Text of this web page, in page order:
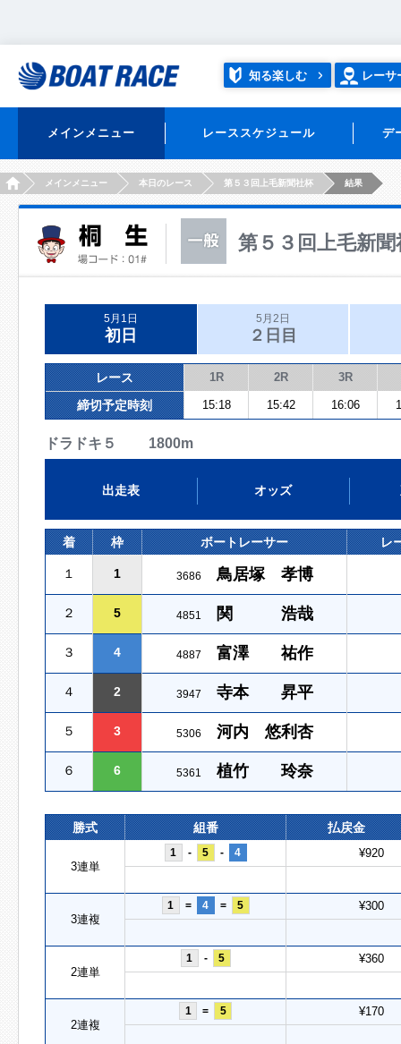
知る楽しむ レーサ
メインメニュー レーススケジュール デ
HOMEメインメニュー 本日のレース 第５３回上毛新聞社杯 結果
第５３回上毛新聞
5月1日
初日
5月2日
２日目
レース 1R 2R 3R
締切予定時刻 15:18 15:42 16:06
ドラドキ５ 1800m
出走表 オッズ
着 枠 ボートレーサー レ
１ 1 3686 鳥居塚 孝博
２ 5 4851 関 浩哉
３ 4 4887 富澤 祐作
４ 2 3947 寺本 昇平
５ 3 5306 河内 悠利杏
６ 6 5361 植竹 玲奈
勝式 組番 払戻金
3連単
1 - 5 - 4 ¥920
3連複
1 = 4 = 5 ¥300
2連単
1 - 5 ¥360
2連複
1 = 5 ¥170